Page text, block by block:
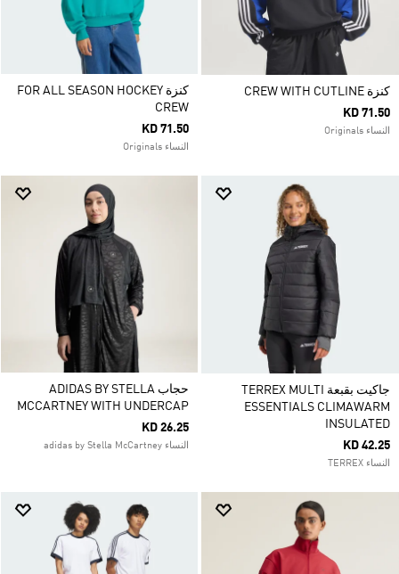
كنزة CREW WITH CUTLINE
KD 71.50
النساء Originals
كنزة FOR ALL SEASON HOCKEY
CREW
KD 71.50
النساء Originals
جاكيت بقبعة TERREX MULTI
ESSENTIALS CLIMAWARM
INSULATED
KD 42.25
النساء TERREX
حجاب ADIDAS BY STELLA
MCCARTNEY WITH UNDERCAP
KD 26.25
النساء adidas by Stella McCartney